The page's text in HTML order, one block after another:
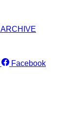
ARCHIVE
Facebook